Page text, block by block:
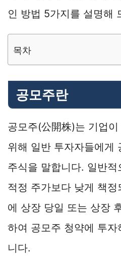
인 방법 5가지를 설명해
목차
공모주란
공모주(公開株)는 기업이
위해 일반 투자자들에게
주식을 말합니다. 일반적
적정 주가보다 낮게 책
에 상장 당일 또는 상장
하여 공모주 청약에 투
니다.